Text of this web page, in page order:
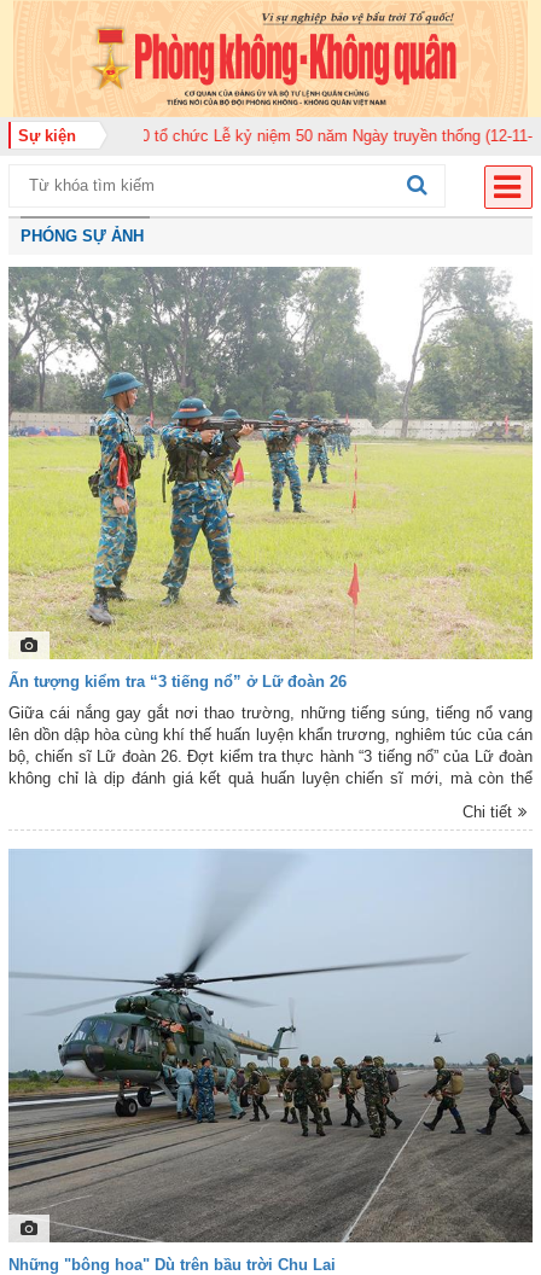
Sự kiện
quân 920 tổ chức Lễ kỷ niệm 50 năm Ngày truyền thống (12-11-1975/12-11-
PHÓNG SỰ ẢNH
Ấn tượng kiểm tra “3 tiếng nổ” ở Lữ đoàn 26
Giữa cái nắng gay gắt nơi thao trường, những tiếng súng, tiếng nổ vang
lên dồn dập hòa cùng khí thế huấn luyện khẩn trương, nghiêm túc của cán
bộ, chiến sĩ Lữ đoàn 26. Đợt kiểm tra thực hành “3 tiếng nổ” của Lữ đoàn
không chỉ là dịp đánh giá kết quả huấn luyện chiến sĩ mới, mà còn thể
hiện bản lĩnh, tâm lý vững vàng và tinh thần quyết tâm hoàn thành nhiệm
vụ của chiến sĩ mới sau thời gian huấn luyện. Với sự chuẩn bị chu đáo, tổ
chiến sĩ mới Lữ đoàn 26. Trân trọng giới thiệu cùng bạn đọc!
Chi tiết
Những "bông hoa" Dù trên bầu trời Chu Lai